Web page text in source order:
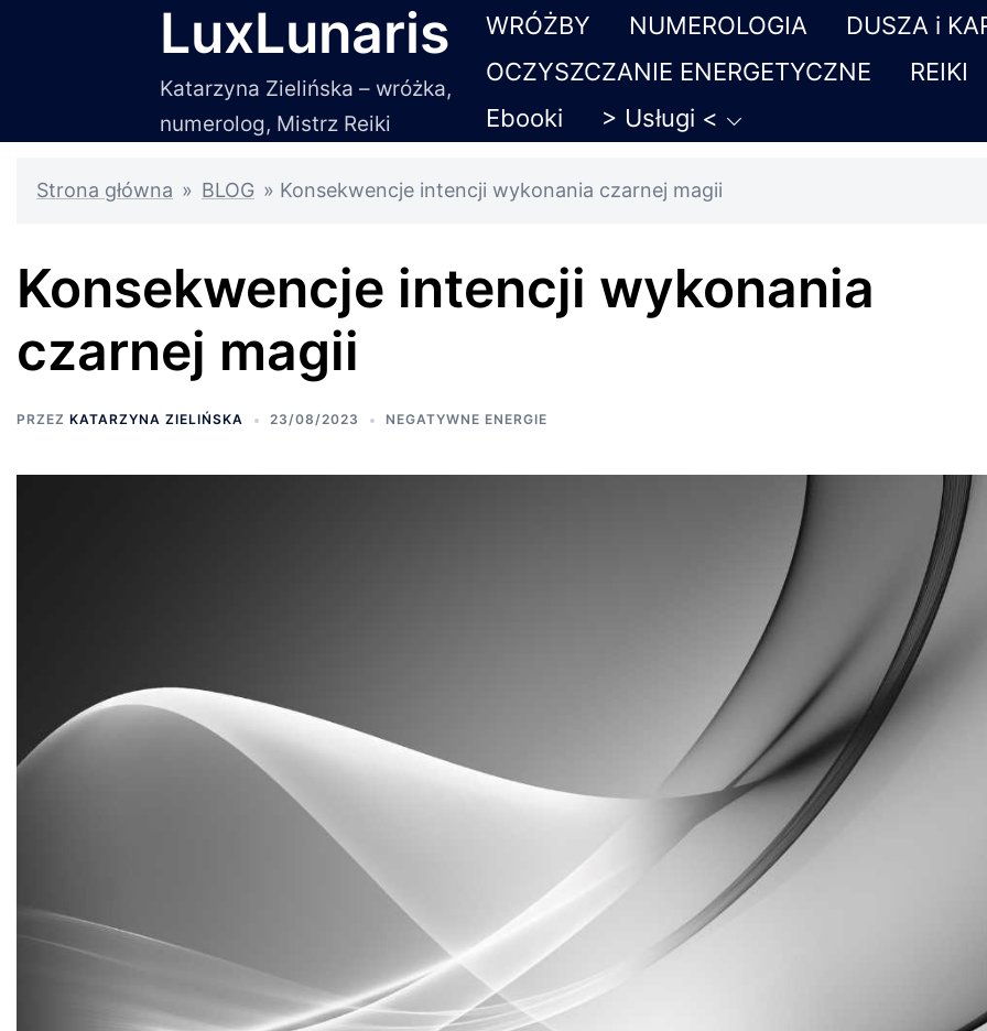
LuxLunaris
Katarzyna Zielińska – wróżka,
numerolog, Mistrz Reiki
WRÓŻBY NUMEROLOGIA
DUSZA i
OCZYSZCZANIE ENERGETYCZNE
REIKI
Ebooki
> Usługi <
Strona główna » BLOG » Konsekwencje intencji wykonania czarnej magii
Konsekwencje intencji wykonania
czarnej magii
PRZEZ KATARZYNA ZIELIŃSKA 23/08/2023 NEGATYWNE ENERGIE